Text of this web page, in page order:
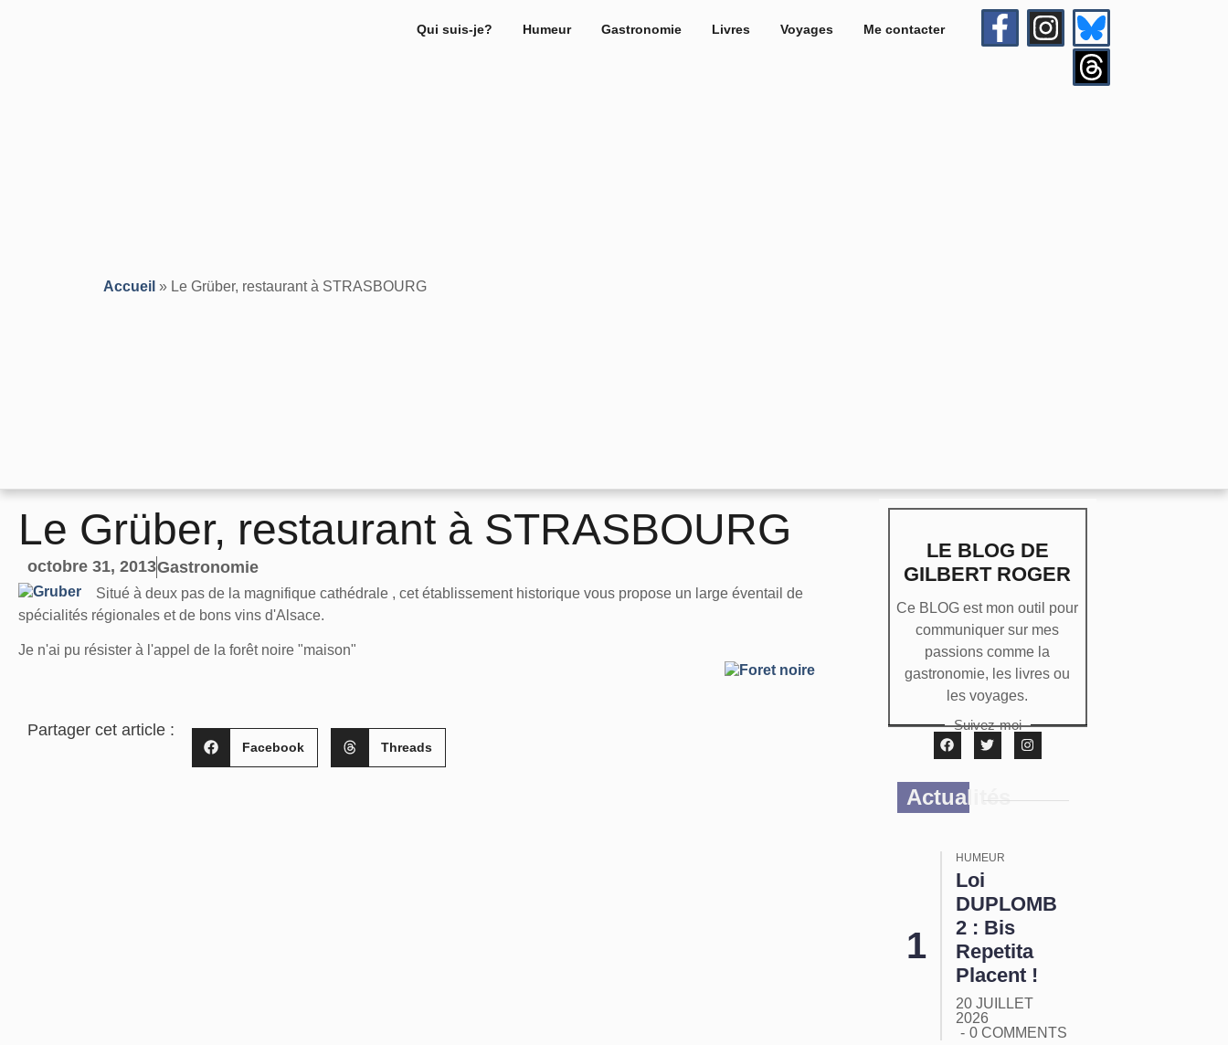
Qui suis-je? Humeur Gastronomie Livres Voyages Me contacter
Accueil » Le Grüber, restaurant à STRASBOURG
Le Grüber, restaurant à STRASBOURG
octobre 31, 2013Gastronomie
Situé à deux pas de la magnifique cathédrale , cet établissement historique vous propose un large éventail de
spécialités régionales et de bons vins d'Alsace.
Je n'ai pu résister à l'appel de la forêt noire "maison"
Partager cet article :
Facebook Threads
LE BLOG DE
GILBERT ROGER
Ce BLOG est mon outil pour
communiquer sur mes
passions comme la
gastronomie, les livres ou
les voyages.
Suivez-moi
Actualités
HUMEUR
Loi
DUPLOMB
2 : Bis
Repetita
Placent !
20 JUILLET
2026
0 COMMENTS